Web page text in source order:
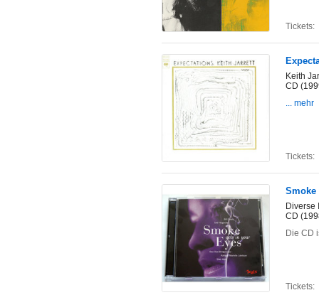
Tickets:
Keith
CD
... mehr
Tickets:
Smoke
Diverse
CD
Die CD
Tickets: